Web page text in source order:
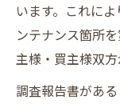
います。これに
ンテナンス箇所
主様・買主様双
調査報告書があ